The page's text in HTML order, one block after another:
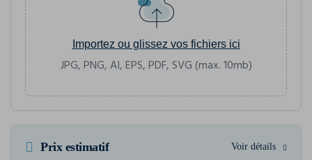
Importez ou glissez vos fichiers ici
JPG, PNG, AI, EPS, PDF, SVG (max. 10mb)
Prix estimatif Voir détails